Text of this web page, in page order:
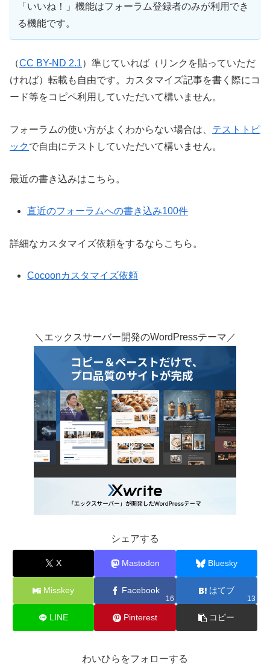
「いいね！」機能はフォーラム登録者のみが利用でき
る機能です。
（CC BY-ND 2.1）準じていれば（リンクを貼っていただ
ければ）転載も自由です。カスタマイズ記事を書く際にコ
ード等をコピペ利用していただいて構いません。
フォーラムの使い方がよくわからない場合は、 テストトピ
ックで自由にテストしていただいて構いません。
最近の書き込みはこちら。
直近のフォーラムへの書き込み100件
詳細なカスタマイズ依頼をするならこちら。
Cocoonカスタマイズ依頼
＼エックスサーバー開発のWordPressテーマ／
シェアする
X Mastodon Bluesky
Misskey Facebook
16
はてブ
13
LINE Pinterest コピー
わいひらをフォローする